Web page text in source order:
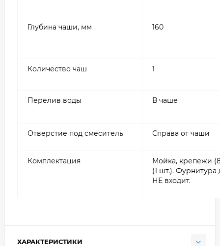
Глубина чаши, мм 160
Количество чаш 1
Перелив воды В чаше
Отверстие под смеситель Справа от чаши
Комплектация
Мойка, крепежи
(1 шт.).
НЕ входит.
ХАРАКТЕРИСТИКИ